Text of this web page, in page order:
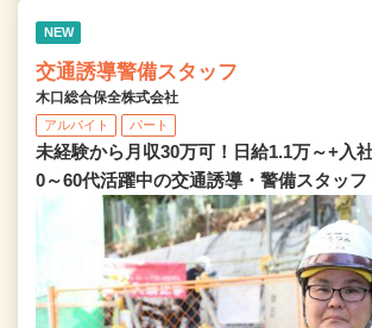
NEW
交通誘導警備スタッフ
木口総合保全株式会社
アルバイト パート
未経験から月収30万可！日給1.1万～+入
0～60代活躍中の交通誘導・警備スタッフ